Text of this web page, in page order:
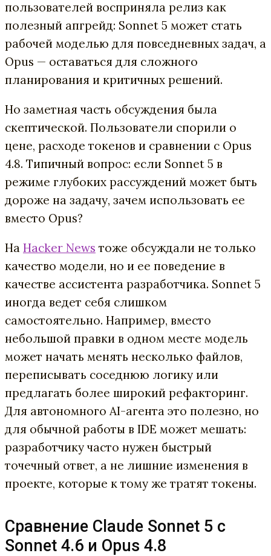
пользователей восприняла релиз как
полезный апгрейд: Sonnet 5 может стать
рабочей моделью для повседневных задач, а
Opus — оставаться для сложного
планирования и критичных решений.
Но заметная часть обсуждения была
скептической. Пользователи спорили о
цене, расходе токенов и сравнении с Opus
4.8. Типичный вопрос: если Sonnet 5 в
режиме глубоких рассуждений может быть
дороже на задачу, зачем использовать ее
вместо Opus?
На Hacker News тоже обсуждали не только
качество модели, но и ее поведение в
качестве ассистента разработчика. Sonnet 5
иногда ведет себя слишком
самостоятельно. Например, вместо
небольшой правки в одном месте модель
может начать менять несколько файлов,
переписывать соседнюю логику или
предлагать более широкий рефакторинг.
Для автономного AI-агента это полезно, но
для обычной работы в IDE может мешать:
разработчику часто нужен быстрый
точечный ответ, а не лишние изменения в
проекте, которые к тому же тратят токены.
Сравнение Claude Sonnet 5 с
Sonnet 4.6 и Opus 4.8